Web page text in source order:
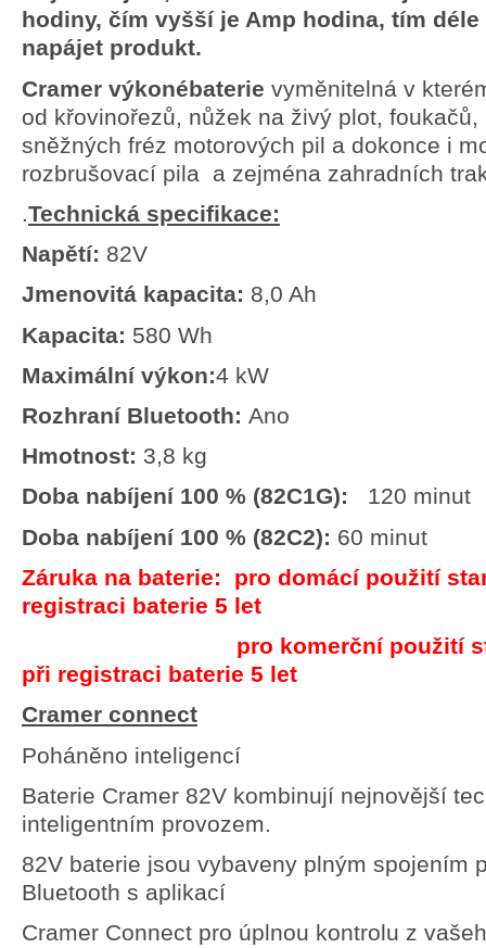
hodiny, čím vyšší je Amp hodina, tím
napájet produkt.
Cramer výkonébaterie vyměnitelná v
od křovinořezů, nůžek na živý plot,
sněžných fréz motorových pil a dokonce i
rozbrušovací pila a zejména zahradních
.Technická specifikace:
Napětí: 82V
Jmenovitá kapacita: 8,0 Ah
Kapacita: 580 Wh
Maximální výkon:4 kW
Rozhraní Bluetooth: Ano
Hmotnost: 3,8 kg
Doba nabíjení 100 % (82C1G): 120 minut
Doba nabíjení 100 % (82C2): 60 minut
Záruka na baterie: pro domácí použití
registraci baterie 5 let
pro komerční použití
při registraci baterie 5 let
Cramer connect
Poháněno inteligencí
Baterie Cramer 82V kombinují nejnovější
inteligentním provozem.
82V baterie jsou vybaveny plným spojením
Bluetooth s aplikací
Cramer Connect pro úplnou kontrolu z